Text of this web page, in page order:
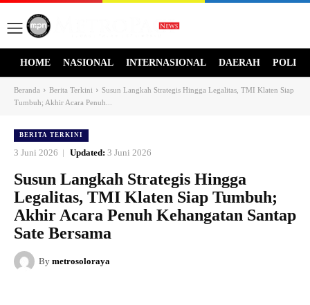
HOME NASIONAL INTERNASIONAL DAERAH
Beranda Berita Terkini
Susun Langkah Strategis Hingga Legalitas, TMI Klaten Siap
Tumbuh; Akhir Acara Penuh...
BERITA TERKINI
3 Juni 2026 Updated: 3 Juni 2026
Susun Langkah Strategis Hingga
Legalitas, TMI Klaten Siap Tumbuh;
Akhir Acara Penuh Kehangatan Santap
Sate Bersama
By metrosoloraya